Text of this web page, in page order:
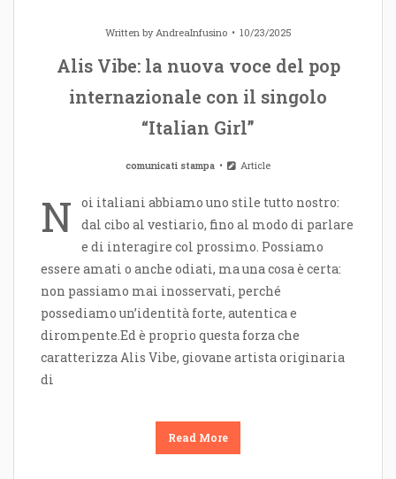
Written byAndreaInfusino 10/23/2025
Alis Vibe: la nuova voce del pop
internazionale con il singolo
“Italian Girl”
comunicati stampa Article
N
oi italiani abbiamo uno stile tutto nostro:
dal cibo al vestiario, fino al modo di parlare
e di interagire col prossimo. Possiamo
essere amati o anche odiati, ma una cosa è certa:
non passiamo mai inosservati, perché
possediamo un’identità forte, autentica e
dirompente.Ed è proprio questa forza che
caratterizza Alis Vibe, giovane artista originaria
di
Read More